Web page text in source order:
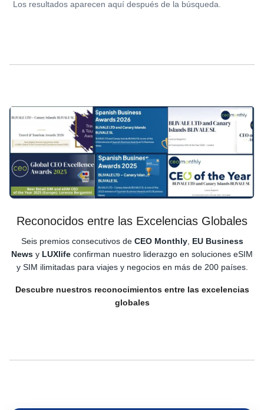
Los resultados aparecen aquí después de la búsqueda.
Reconocidos entre las Excelencias Globales
Seis premios consecutivos de CEO Monthly, EU Business
News y LUXlife confirman nuestro liderazgo en soluciones eSIM
y SIM ilimitadas para viajes y negocios en más de 200 países.
Descubre nuestros reconocimientos entre las excelencias
globales